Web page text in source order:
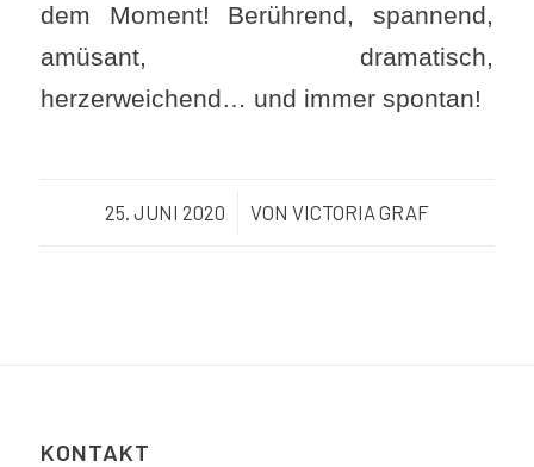
dem Moment! Berührend, spannend,
amüsant, dramatisch,
herzerweichend… und immer spontan!
25. JUNI 2020
/ VON VICTORIA GRAF
KONTAKT